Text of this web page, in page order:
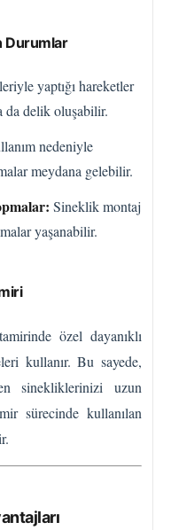
Durumlar
yaptığı hareketler
da delik oluşabilir.
nedeniyle
meydana gelebilir.
Sineklik montaj
yaşanabilir.
özel dayanıklı
kullanır. Bu sayede,
sinekliklerinizi uzun
sürecinde kullanılan